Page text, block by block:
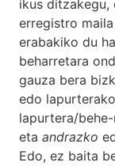
ikus ditzakegu,
erregistro
erabakiko du
beharretara
gauza bera
edo
lapurtera/
eta andrazko
Edo, ez baita